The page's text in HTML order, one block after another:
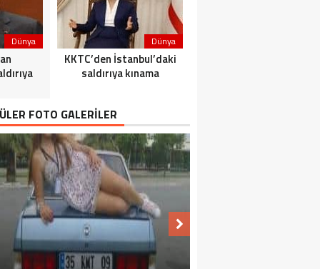
Dünya Dünya
KKTC’den İstanbul’daki
saldırıya kınama
FOTO GALERİLER